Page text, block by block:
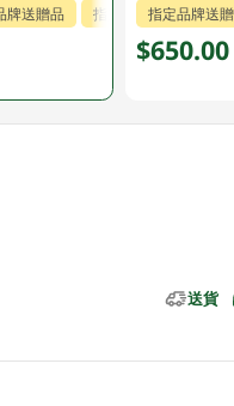
牌送贈品 指定分類85折指定品牌送
$650.00
送貨